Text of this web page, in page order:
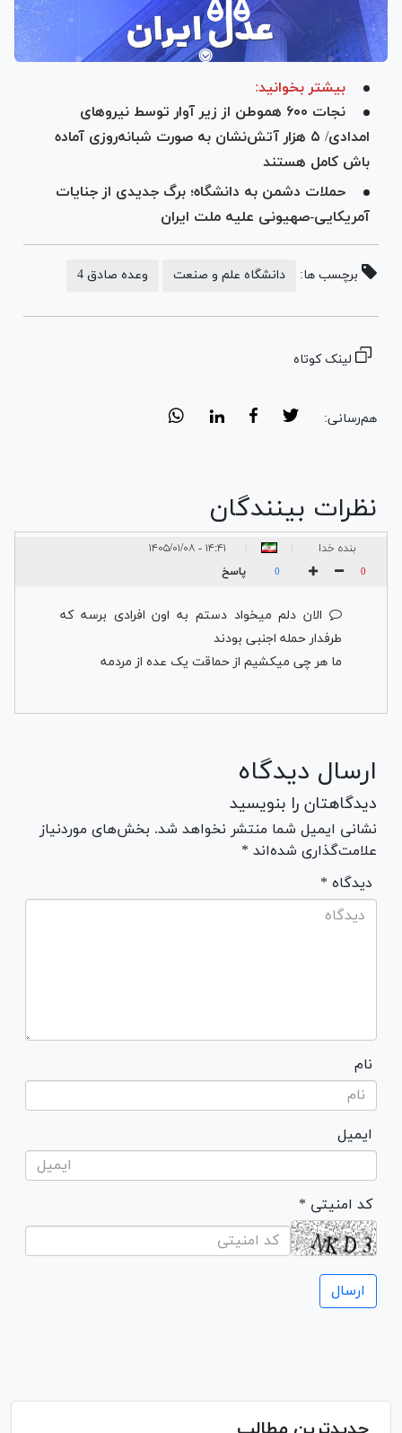
بیشتر بخوانید:
نجات ۶۰۰ هموطن از زیر آوار توسط نیرو‌های
امدادی/ ۵ هزار آتش‌نشان به صورت شبانه‌روزی آماده
باش کامل هستند
حملات دشمن به دانشگاه‌؛ برگ جدیدی از جنایات
آمریکایی-صهیونی علیه ملت ایران
برچسب ها: دانشگاه علم و صنعت وعده صادق 4
لینک کوتاه
هم‌رسانی:
نظرات بینندگان
بنده خدا ۱۴:۴۱ - ۱۴۰۵/۰۱/۰۸
0
0 پاسخ
الان دلم میخواد دستم به اون افرادی برسه که
طرفدار حمله اجنبی بودند
ما هر چی میکشیم از حماقت یک عده از مردمه
ارسال دیدگاه
دیدگاهتان را بنویسید
نشانی ایمیل شما منتشر نخواهد شد. بخش‌های موردنیاز
علامت‌گذاری شده‌اند *
* دیدگاه
نام
ایمیل
* کد امنیتی